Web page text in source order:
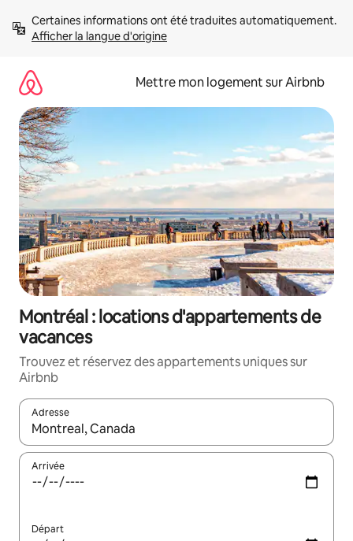
directement
Afficher la langue d'origine
Mettre mon logement sur Airbnb
Montréal : locations d'appartements de
vacances
Trouvez et réservez des appartements uniques sur
Airbnb
Adresse
Lorsque les résultats s'affichent, utilisez les flèches vers le
Arrivée
Départ